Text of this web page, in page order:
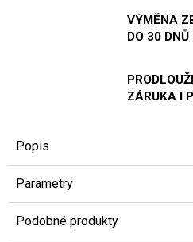
VÝMĚNA
DO 30 DNŮ
ZÁRUKA I
Popis
Parametry
Podobné produkty